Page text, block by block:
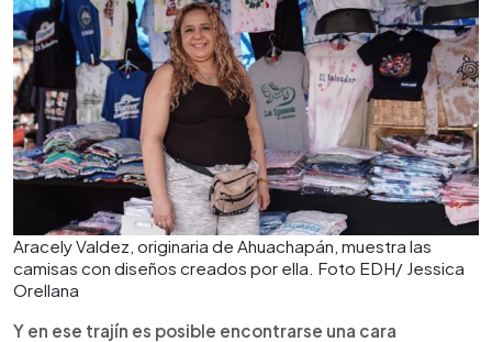
Aracely Valdez, originaria de Ahuachapán, muestra las
camisas con diseños creados por ella. Foto EDH/ Jessica
Orellana
Y en ese trajín es posible encontrarse una cara